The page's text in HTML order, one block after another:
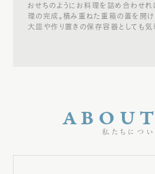
おせちのようにお料理を詰め合わせれ
理の完成。積み重ねた重箱の蓋を開け
大皿や作り置きの保存容器としても気
私たちについ